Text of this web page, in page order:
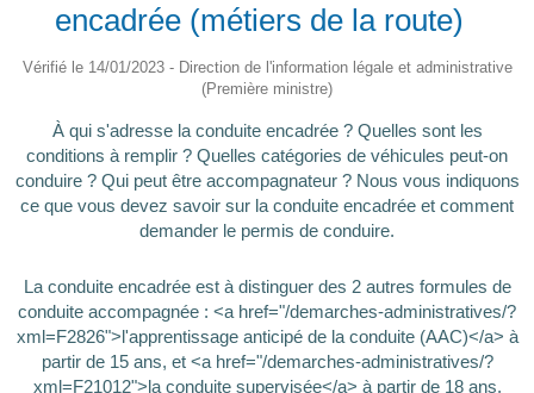
encadrée (métiers de la route)
Vérifié le 14/01/2023 - Direction de l'information légale et administrative
(Première ministre)
À qui s'adresse la conduite encadrée ? Quelles sont les
conditions à remplir ? Quelles catégories de véhicules peut-on
conduire ? Qui peut être accompagnateur ? Nous vous indiquons
ce que vous devez savoir sur la conduite encadrée et comment
demander le permis de conduire.
La conduite encadrée est à distinguer des 2 autres formules de
conduite accompagnée : <a href="/demarches-administratives/?
xml=F2826">l'apprentissage anticipé de la conduite (AAC)</a> à
partir de 15 ans, et <a href="/demarches-administratives/?
xml=F21012">la conduite supervisée</a> à partir de 18 ans.